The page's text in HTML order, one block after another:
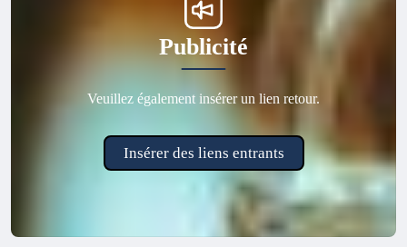
Publicité
Veuillez également insérer un lien retour.
Insérer des liens entrants